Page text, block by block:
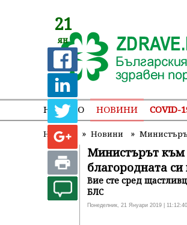
НАЧАЛО НОВИНИ COVID-
Начало » Новини »
21
ян
Министърът към
благородната
Вие сте сред
БЛС
Понеделник, 21 Януари 2019 | 11:12:40